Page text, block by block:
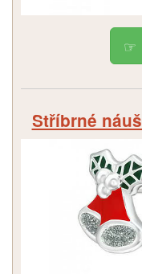
Stříbrné